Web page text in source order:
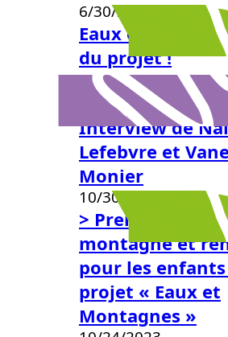
6/30/2025
Eaux et
du projet !
6/30/2025
Formation
Interview de
Lefebvre et
Monier
10/30/2024
> Première
montagne et
pour les
projet « Eaux et
Montagnes »